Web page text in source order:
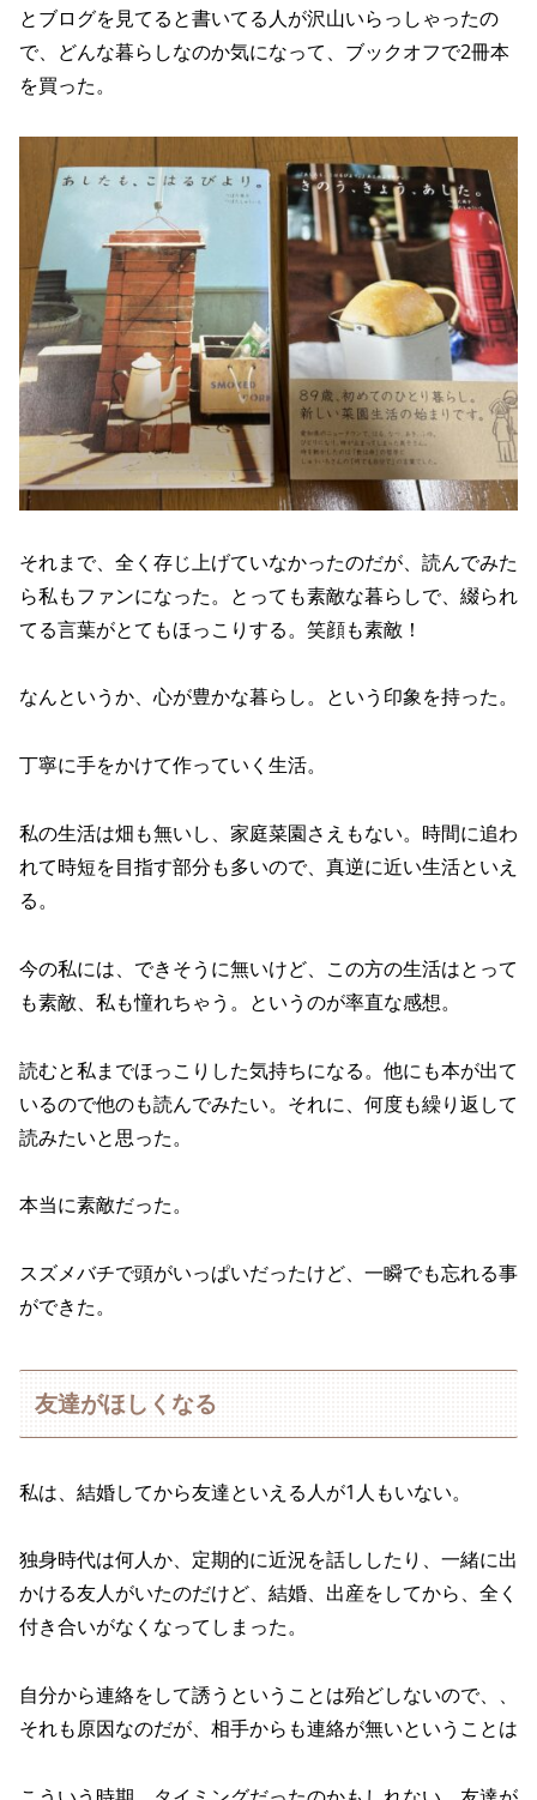
とブログを見てると書いてる人が沢山いらっしゃったの
で、どんな暮らしなのか気になって、ブックオフで2冊本
を買った。
それまで、全く存じ上げていなかったのだが、読んでみた
ら私もファンになった。とっても素敵な暮らしで、綴られ
てる言葉がとてもほっこりする。笑顔も素敵！
なんというか、心が豊かな暮らし。という印象を持った。
丁寧に手をかけて作っていく生活。
私の生活は畑も無いし、家庭菜園さえもない。時間に追わ
れて時短を目指す部分も多いので、真逆に近い生活といえ
る。
今の私には、できそうに無いけど、この方の生活はとって
も素敵、私も憧れちゃう。というのが率直な感想。
読むと私までほっこりした気持ちになる。他にも本が出て
いるので他のも読んでみたい。それに、何度も繰り返して
読みたいと思った。
本当に素敵だった。
スズメバチで頭がいっぱいだったけど、一瞬でも忘れる事
ができた。
友達がほしくなる
私は、結婚してから友達といえる人が1人もいない。
独身時代は何人か、定期的に近況を話ししたり、一緒に出
かける友人がいたのだけど、結婚、出産をしてから、全く
付き合いがなくなってしまった。
自分から連絡をして誘うということは殆どしないので、、
それも原因なのだが、相手からも連絡が無いということは